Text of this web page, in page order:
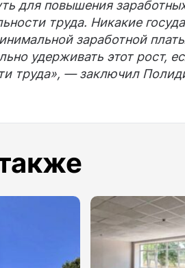
для повышения
труда. Никакие
заработной
удерживать этот рост,
труда», — заключил